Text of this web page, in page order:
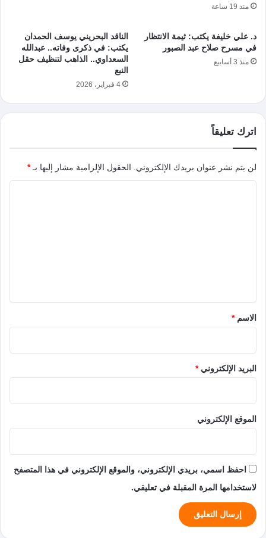
منذ 19 ساعة
د. علي خليفة يكتب: ثيمة الانتظار
في مسرح صلاح عبد الصبور
منذ 3 أسابيع
الناقد البحريني يوسف الحمدان
يكتب: في ذكرى وفاته.. عبدالله
السعداوي.. الذاهب لتنظيف حقل
النبع
4 فبراير، 2026
اترك تعليقاً
لن يتم نشر عنوان بريدك الإلكتروني. الحقول الإلزامية مشار إليها بـ*
*
الاسم*
البريد الإلكتروني*
الموقع الإلكتروني
احفظ اسمي، بريدي الإلكتروني، والموقع الإلكتروني في هذا المتصفح
لاستخدامها المرة المقبلة في تعليقي.